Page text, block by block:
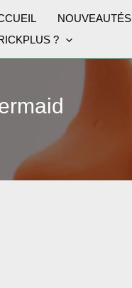
NOUVEAUTÉS
?